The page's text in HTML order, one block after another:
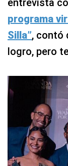
entrevista
programa
Silla”, contó
logro, pero